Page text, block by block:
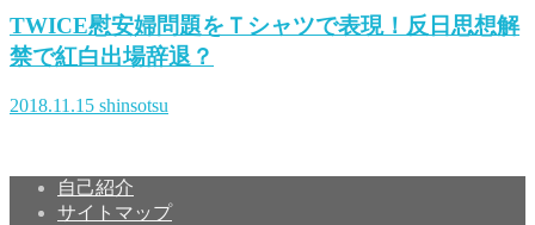
TWICE慰安婦問題をＴシャツで表現！反日思想解
禁で紅白出場辞退？
2018.11.15 shinsotsu
自己紹介
サイトマップ